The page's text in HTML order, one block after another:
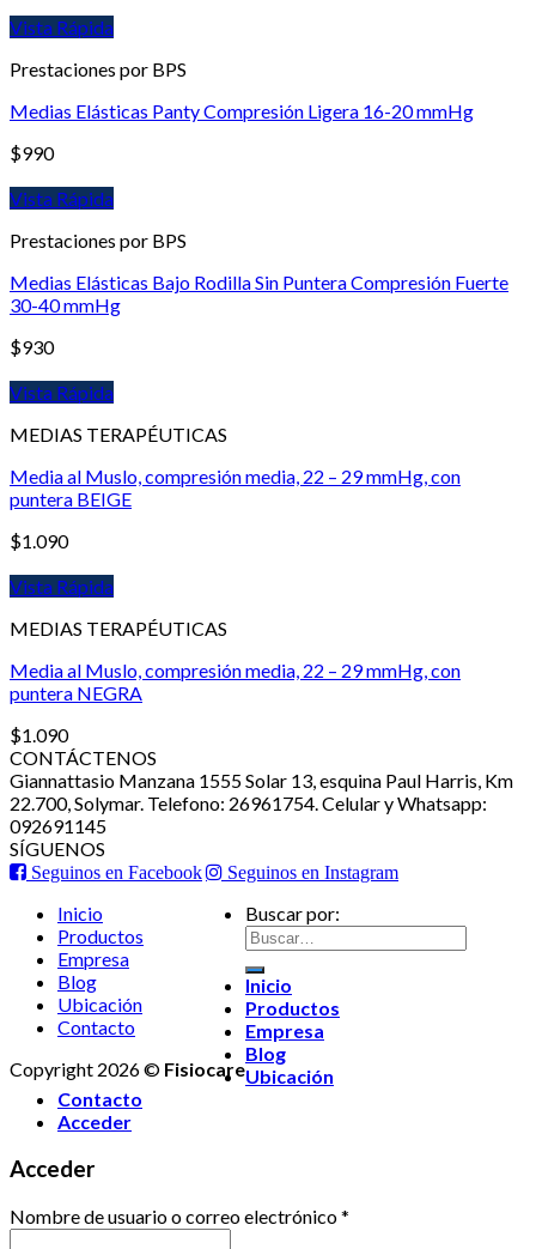
Vista Rápida
Prestaciones por BPS
Medias Elásticas Panty Compresión Ligera 16-20 mmHg
$990
Vista Rápida
Prestaciones por BPS
Medias Elásticas Bajo Rodilla Sin Puntera Compresión Fuerte
30-40 mmHg
$930
Vista Rápida
MEDIAS TERAPÉUTICAS
Media al Muslo, compresión media, 22 – 29 mmHg, con
puntera BEIGE
$1.090
Vista Rápida
MEDIAS TERAPÉUTICAS
Media al Muslo, compresión media, 22 – 29 mmHg, con
puntera NEGRA
$1.090
CONTÁCTENOS
Giannattasio Manzana 1555 Solar 13, esquina Paul Harris, Km
22.700, Solymar. Telefono: 26961754. Celular y Whatsapp:
092691145
SÍGUENOS
Seguinos en Facebook Seguinos en Instagram
Inicio
Productos
Empresa
Blog
Ubicación
Contacto
Copyright 2026 © Fisiocare
Buscar por:
Inicio
Productos
Empresa
Blog
Ubicación
Contacto
Acceder
Acceder
Nombre de usuario o correo electrónico*